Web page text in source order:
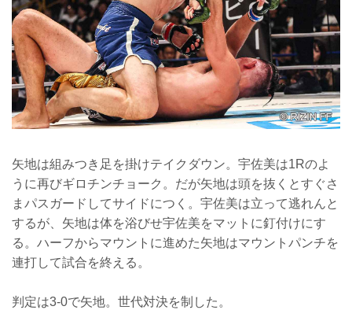
矢地は組みつき足を掛けテイクダウン。宇佐美は1Rのよ
うに再びギロチンチョーク。だが矢地は頭を抜くとすぐさ
まパスガードしてサイドにつく。宇佐美は立って逃れんと
するが、矢地は体を浴びせ宇佐美をマットに釘付けにす
る。ハーフからマウントに進めた矢地はマウントパンチを
連打して試合を終える。
判定は3-0で矢地。世代対決を制した。